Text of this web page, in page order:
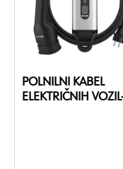
POLNILNI KABEL
ELEKTRIČNIH